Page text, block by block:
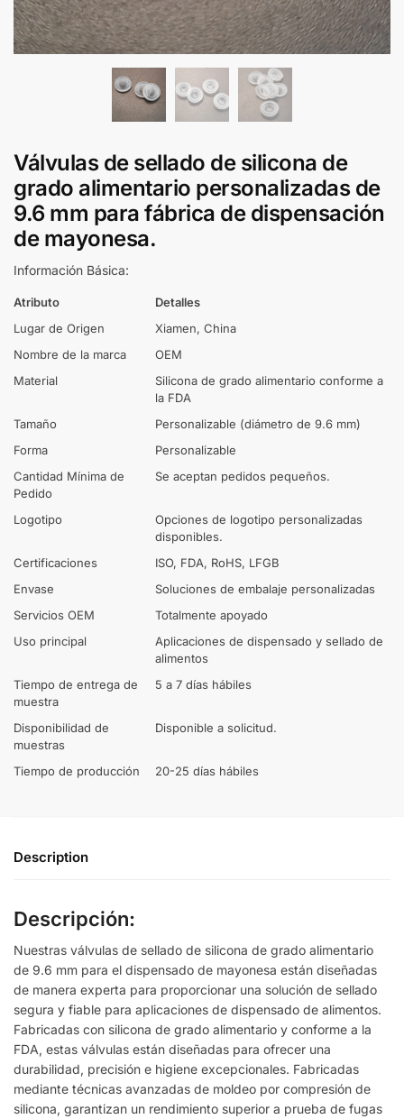
Válvulas de sellado de silicona de
grado alimentario personalizadas de
9.6 mm para fábrica de dispensación
de mayonesa.
Información Básica:
Atributo
Detalles
Lugar de Origen
Xiamen, China
Nombre de la marca
OEM
Material
Silicona de grado alimentario conforme a
la FDA
Tamaño
Personalizable (diámetro de 9.6 mm)
Forma
Personalizable
Cantidad Mínima de
Pedido
Se aceptan pedidos pequeños.
Logotipo
Opciones de logotipo personalizadas
disponibles.
Certificaciones
ISO, FDA, RoHS, LFGB
Envase
Soluciones de embalaje personalizadas
Servicios OEM
Totalmente apoyado
Uso principal
Aplicaciones de dispensado y sellado de
alimentos
Tiempo de entrega de
muestra
5 a 7 días hábiles
Disponibilidad de
muestras
Disponible a solicitud.
Tiempo de producción 20-25 días hábiles
Description
Descripción:
Nuestras válvulas de sellado de silicona de grado alimentario
de 9.6 mm para el dispensado de mayonesa están diseñadas
de manera experta para proporcionar una solución de sellado
segura y fiable para aplicaciones de dispensado de alimentos.
Fabricadas con silicona de grado alimentario y conforme a la
FDA, estas válvulas están diseñadas para ofrecer una
durabilidad, precisión e higiene excepcionales. Fabricadas
mediante técnicas avanzadas de moldeo por compresión de
silicona, garantizan un rendimiento superior a prueba de fugas